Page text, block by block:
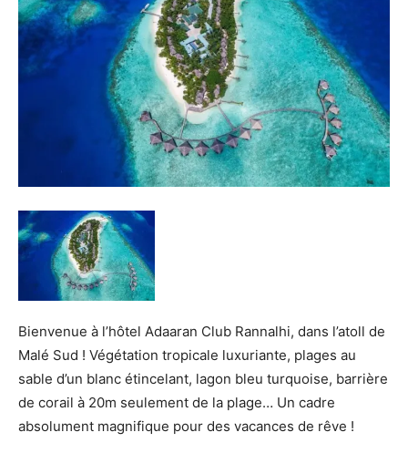
Guide
de
les
Bienvenue à l’hôtel Adaaran Club Rannalhi, dans l’atoll de
Malé Sud ! Végétation tropicale luxuriante, plages au
sable d’un blanc étincelant, lagon bleu turquoise, barrière
de corail à 20m seulement de la plage… Un cadre
absolument magnifique pour des vacances de rêve !